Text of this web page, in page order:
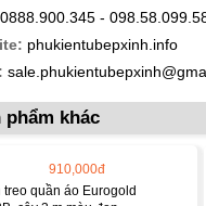
0888.900.345 -
phukientubepxinh.info
phẩm khác
910,000đ
treo quần áo Eurogold